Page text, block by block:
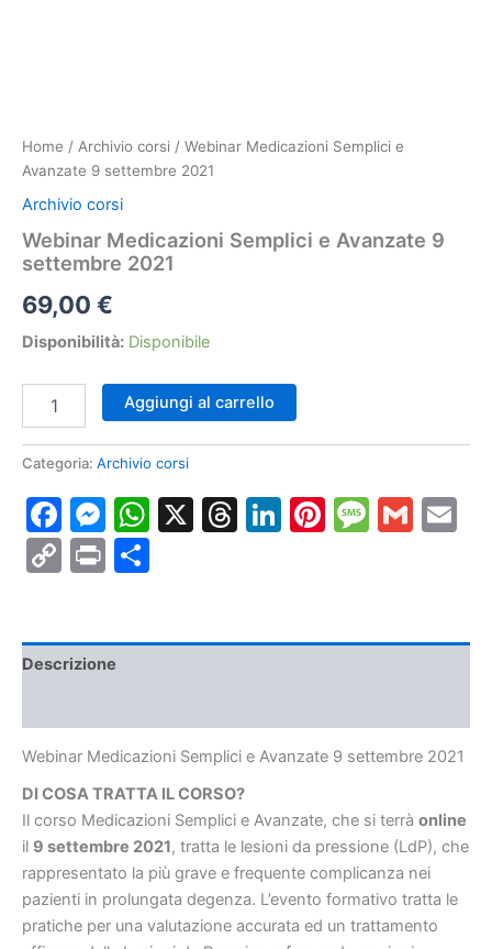
Home / Archivio corsi / Webinar Medicazioni Semplici e
Avanzate 9 settembre 2021
Archivio corsi
Webinar Medicazioni Semplici e Avanzate 9
settembre 2021
69,00 €
Disponibilità: Disponibile
Medicazioni
e
9
settembre
2021
quantità
Aggiungi al carrello
Categoria: Archivio corsi
Facebook
Messenger
WhatsApp
X Threads
LinkedIn
Pinterest
Copy
Print
Descrizione
Webinar Medicazioni Semplici e Avanzate 9 settembre 2021
DI COSA TRATTA IL CORSO?
Il corso Medicazioni Semplici e Avanzate, che si terrà online
il 9 settembre 2021, tratta le lesioni da pressione (LdP), che
rappresentato la più grave e frequente complicanza nei
pazienti in prolungata degenza. L’evento formativo tratta le
pratiche per una valutazione accurata ed un trattamento